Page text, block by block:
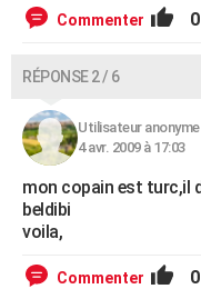
Bricolage
Lifestyle
Culture
Sport
Auto
Television
Voyage
Cinema
Commenter 0
RÉPONSE 2 / 6
Utilisateur anonyme
4 avr. 2009 à 17:03
mon copain est turc,il
beldibi
voila,
Commenter 0